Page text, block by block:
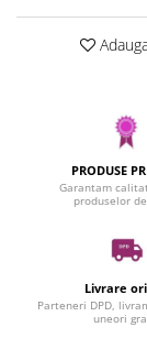
PRODUSE
Garantam
produselor
Livrare
Parteneri DPD,
uneori